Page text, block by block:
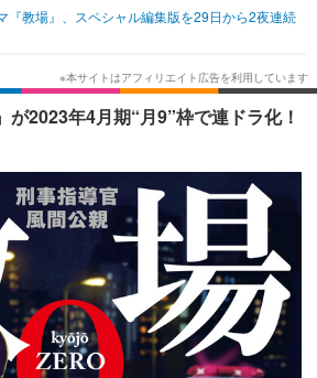
その他
韓国・芸能
スポーツ
グルメ
ショッピング
『教場』、スペシャル編集版を29日から2夜連続
2023年4月期“月9”枠で連ドラ化！